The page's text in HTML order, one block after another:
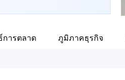
การตลาด ภูมิภาคธุรกิจ